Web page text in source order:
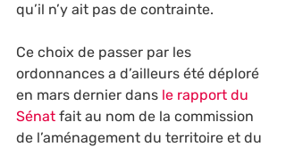
qu’il n’y ait pas de contrainte.
Ce choix de passer par les
ordonnances a d’ailleurs été déploré
en mars dernier dans le rapport du
Sénat fait au nom de la commission
de l’aménagement du territoire et du